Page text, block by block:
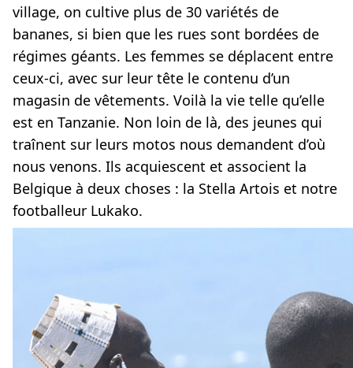
village, on cultive plus de 30 variétés de
bananes, si bien que les rues sont bordées de
régimes géants. Les femmes se déplacent entre
ceux-ci, avec sur leur tête le contenu d’un
magasin de vêtements. Voilà la vie telle qu’elle
est en Tanzanie. Non loin de là, des jeunes qui
traînent sur leurs motos nous demandent d’où
nous venons. Ils acquiescent et associent la
Belgique à deux choses : la Stella Artois et notre
footballeur Lukako.